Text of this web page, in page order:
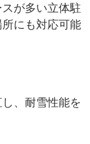
が多い立体駐
にも対応可能
、耐雪性能を